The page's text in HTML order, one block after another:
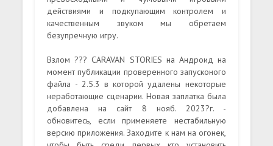
действиями и подкупающим контролем и
качественным звуком мы обретаем
безупречную игру.
Взлом ??? CARAVAN STORIES на Андроид на
момент публикации проверенного запусконого
файла - 2.5.3 в которой удалены некоторые
неработающие сценарии. Новая заплатка была
добавлена на сайт 8 нояб. 2023?г. -
обновитесь, если применяете нестабильную
версию приложения. Заходите к нам на огонек,